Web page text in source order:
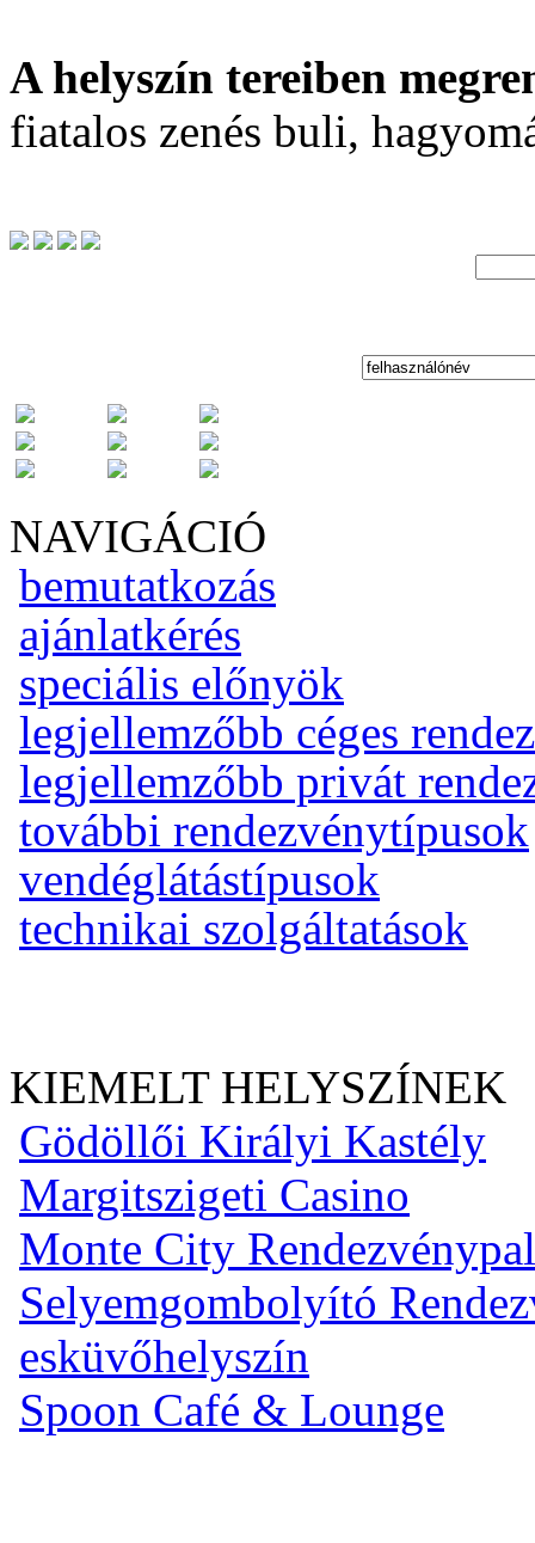
A helyszín tereiben
fiatalos zenés buli,
NAVIGÁCIÓ
bemutatkozás
ajánlatkérés
speciális előnyök
legjellemzőbb céges
legjellemzőbb privát
további rendezvénytípusok
vendéglátástípusok
technikai szolgáltatások
KIEMELT HELYSZÍNEK
Gödöllői Királyi Kastély
Margitszigeti Casino
Monte City
Selyemgombolyító
esküvőhelyszín
Spoon Café & Lounge